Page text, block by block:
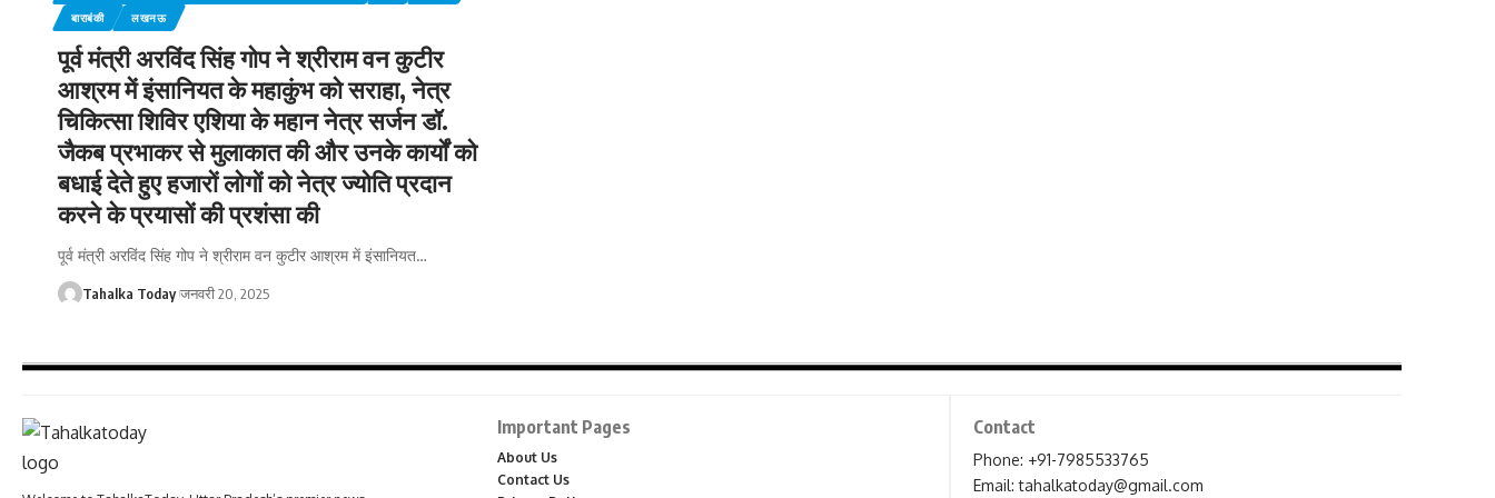
बाराबंकी लखनऊ
पूर्व मंत्री अरविंद सिंह गोप ने श्रीराम वन कुटीर
आश्रम में इंसानियत के महाकुंभ को सराहा, नेत्र
चिकित्सा शिविर एशिया के महान नेत्र सर्जन डॉ.
जैकब प्रभाकर से मुलाकात की और उनके कार्यों को
बधाई देते हुए हजारों लोगों को नेत्र ज्योति प्रदान
करने के प्रयासों की प्रशंसा की
पूर्व मंत्री अरविंद सिंह गोप ने श्रीराम वन कुटीर आश्रम में इंसानियत…
Tahalka Today जनवरी 20, 2025
Important Pages
About Us
Contact Us
Contact
Phone: +91-7985533765
Email:tahalkatoday@gmail.com